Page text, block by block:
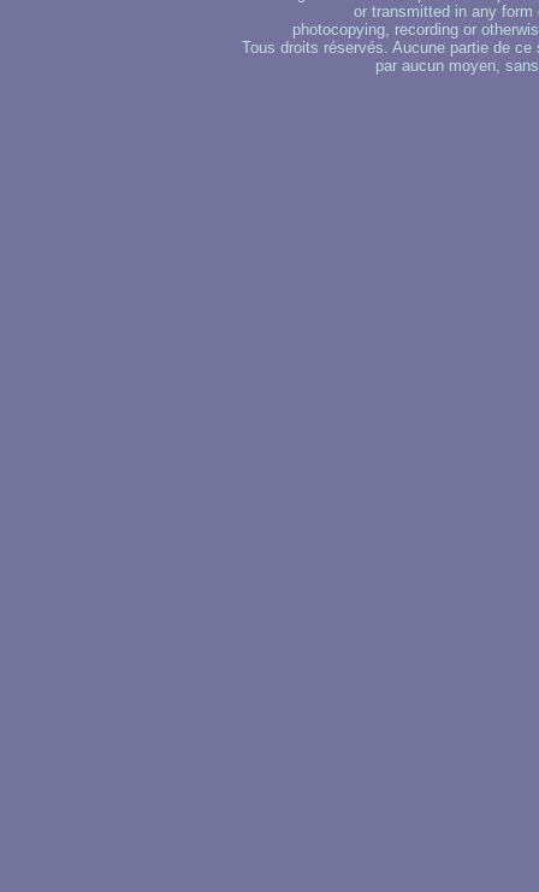
or transmitted in any
photocopying, recording or
Tous droits réservés. Aucune partie de
par aucun moyen,